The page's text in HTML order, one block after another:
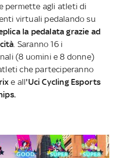
permette agli atleti di
virtuali pedalando su
la pedalata grazie ad
. Saranno 16 i
(8 uomini e 8 donne)
che parteciperanno
e all'Uci Cycling Esports